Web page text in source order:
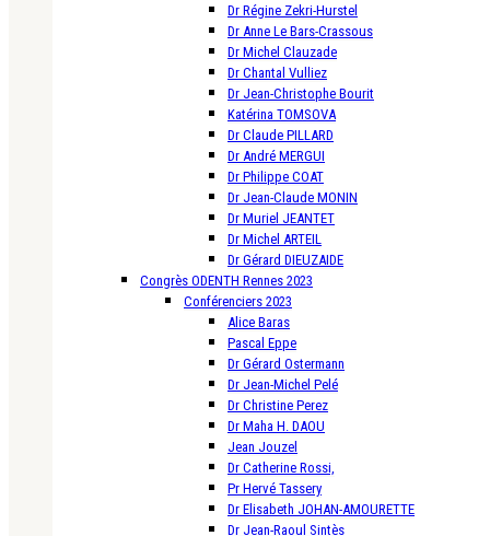
Dr Régine Zekri-Hurstel
Dr Anne Le Bars-Crassous
Dr Michel Clauzade
Dr Chantal Vulliez
Dr Jean-Christophe Bourit
Katérina TOMSOVA
Dr Claude PILLARD
Dr André MERGUI
Dr Philippe COAT
Dr Jean-Claude MONIN
Dr Muriel JEANTET
Dr Michel ARTEIL
Dr Gérard DIEUZAIDE
Congrès ODENTH Rennes 2023
Conférenciers 2023
Alice Baras
Pascal Eppe
Dr Gérard Ostermann
Dr Jean-Michel Pelé
Dr Christine Perez
Dr Maha H. DAOU
Jean Jouzel
Dr Catherine Rossi,
Pr Hervé Tassery
Dr Elisabeth JOHAN-AMOURETTE
Dr Jean-Raoul Sintès